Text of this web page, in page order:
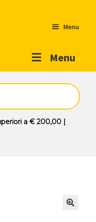
Menu
Menu
a € 200,00|